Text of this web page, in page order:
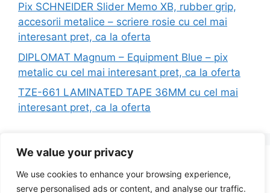
We value your privacy
We use cookies to enhance your browsing experience,
serve personalised ads or content, and analyse our traffic.
Pix SCHNEIDER Slider Memo XB, rubber grip,
accesorii metalice – scriere rosie cu cel mai
interesant pret, ca la oferta
DIPLOMAT Magnum – Equipment Blue – pix
metalic cu cel mai interesant pret, ca la oferta
TZE-661 LAMINATED TAPE 36MM cu cel mai
interesant pret, ca la oferta
Search
for: